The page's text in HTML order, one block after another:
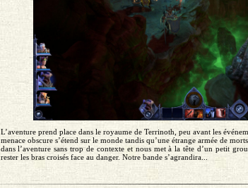
L’aventure prend place dans le royaume de Terrinoth, peu avant les
menace obscure s’étend sur le monde tandis qu’une étrange armée de
dans l’aventure sans trop de contexte et nous met à la tête d’un petit
rester les bras croisés face au danger. Notre bande s’agrandira...